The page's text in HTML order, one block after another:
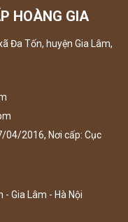
HOÀNG GIA
Đa Tốn, huyện Gia Lâm,
04/2016, Nơi cấp: Cục
Gia Lâm - Hà Nội